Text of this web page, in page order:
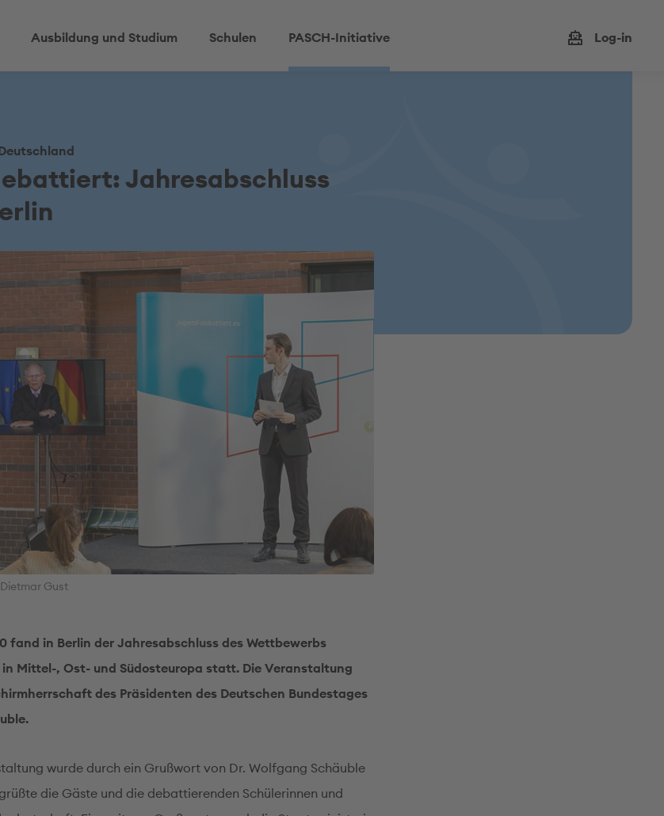
Ausbildung und Studium Schulen PASCH-Initiative Log-in
Jahresabschluss
Gust
fand in Berlin der Jahresabschluss des Wettbewerbs
Mittel-, Ost- und Südosteuropa statt. Die Veranstaltung
des Präsidenten des Deutschen Bundestages
wurde durch ein Grußwort von Dr. Wolfgang Schäuble
die Gäste und die debattierenden Schülerinnen und